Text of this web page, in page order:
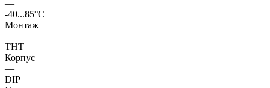
—
-40...85°C
Монтаж
—
THT
Корпус
—
DIP